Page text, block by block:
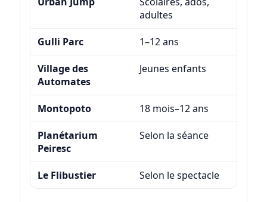
adultes
Gulli Parc 1–12 ans
Village des
Automates
Jeunes enfants
Montopoto 18 mois–12 ans
Planétarium
Peiresc
Selon la séance
Le Flibustier Selon le spectacle